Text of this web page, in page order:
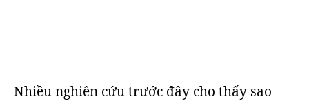
Nhiều nghiên cứu trước đây cho thấy sao